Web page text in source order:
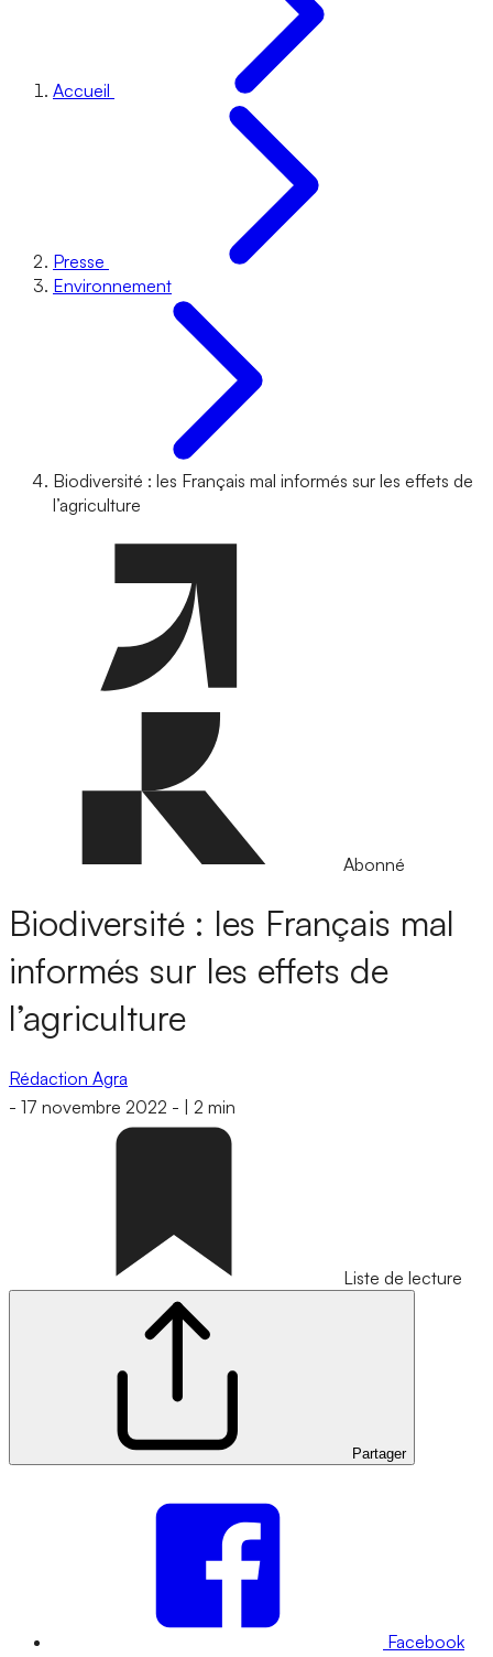
Accueil
Presse
Environnement
Biodiversité : les Français mal informés sur les effets de
l’agriculture
Abonné
Biodiversité : les Français mal
informés sur les effets de
l’agriculture
Rédaction Agra
- 17 novembre 2022 - 2 min
Liste de lecture
Partager
Facebook